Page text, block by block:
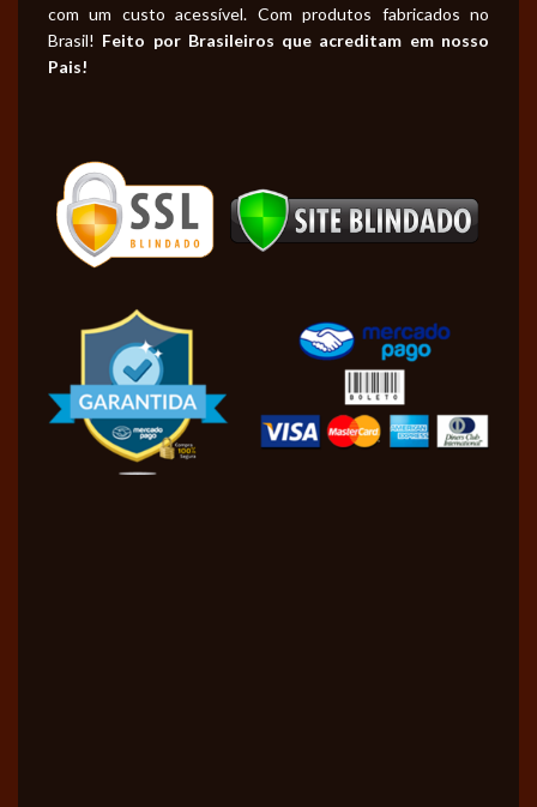
com um custo acessível. Com produtos fabricados no
Brasil! Feito por Brasileiros que acreditam em nosso
Pais!